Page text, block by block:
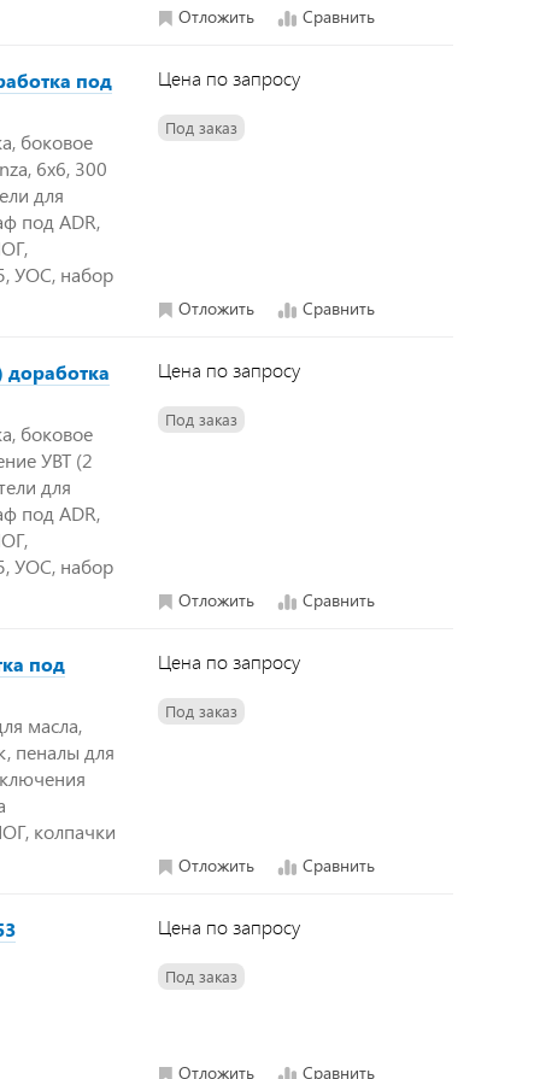
Отложить Сравнить
под
боковое
6х6, 300
для
под ADR,
УОС, набор
Цена по запросу
Под заказ
Отложить Сравнить
доработка
боковое
УВТ (2
для
под ADR,
УОС, набор
Цена по запросу
Под заказ
Отложить Сравнить
под
масла,
пеналы для
колпачки
Цена по запросу
Под заказ
Отложить Сравнить
Цена по запросу
Под заказ
Отложить Сравнить